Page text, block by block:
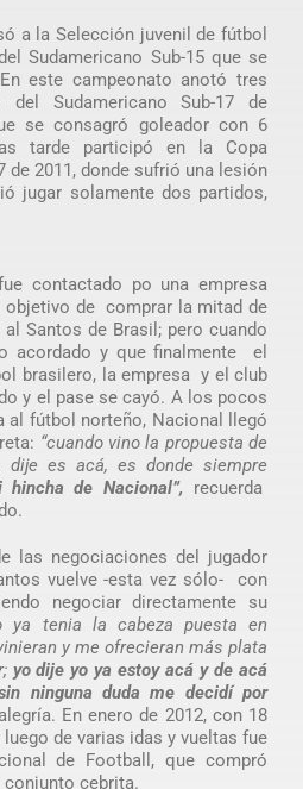
a la Selección juvenil de fútbol
Sudamericano Sub-15 que se
este campeonato anotó tres
Sudamericano Sub-17 de
se consagró goleador con 6
tarde participó en la Copa
de 2011, donde sufrió una lesión
jugar solamente dos partidos,
contactado po una empresa
objetivo de comprar la mitad de
Santos de Brasil; pero cuando
acordado y que finalmente el
brasilero, la empresa y el club
y el pase se cayó. A los pocos
fútbol norteño, Nacional llegó
“cuando vino la propuesta de
dije es acá, es donde siempre
hincha de Nacional”, recuerda
las negociaciones del jugador
vuelve -esta vez sólo- con
negociar directamente su
ya tenia la cabeza puesta en
y me ofrecieran más plata
yo dije yo ya estoy acá y de acá
ninguna duda me decidí por
En enero de 2012, con 18
de varias idas y vueltas fue
de Football, que compró
conjunto cebrita.